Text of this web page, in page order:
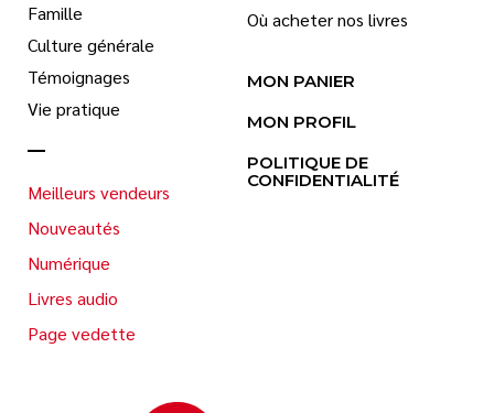
Famille
Culture générale
Témoignages
Vie pratique
Meilleurs vendeurs
Nouveautés
Numérique
Livres audio
Page vedette
Où acheter nos livres
MON PANIER
MON PROFIL
POLITIQUE DE
CONFIDENTIALITÉ